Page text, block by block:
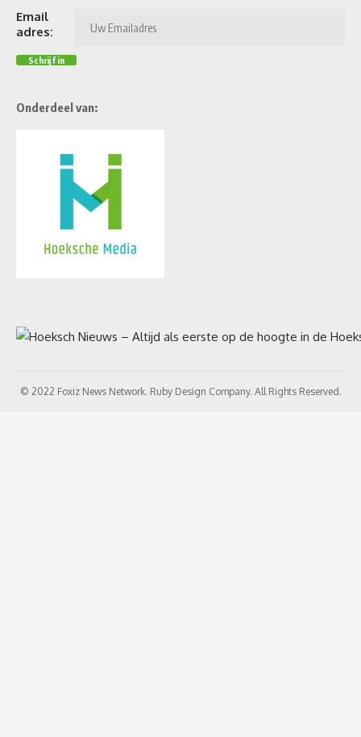
Email
adres:
Onderdeel van:
© 2022 Foxiz News Network. Ruby Design Company. All Rights Reserved.